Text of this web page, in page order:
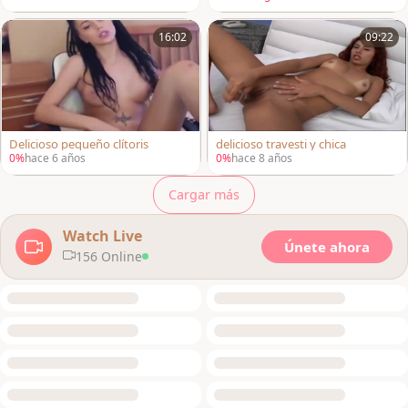
16:02
Delicioso pequeño clítoris
0%hace 6 años
09:22
delicioso travesti y chica
0%hace 8 años
Cargar más
Watch Live
156 Online
Únete ahora